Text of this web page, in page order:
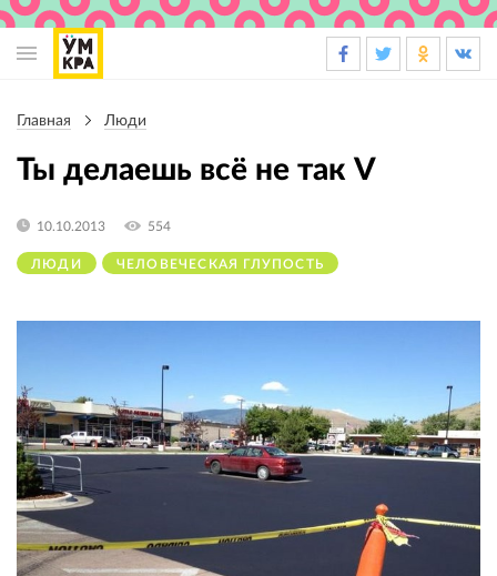
навигации
Главная Люди
Ты делаешь всё не так V
ЛЮДИ ЧЕЛОВЕЧЕСКАЯ ГЛУПОСТЬ
10.10.2013 554